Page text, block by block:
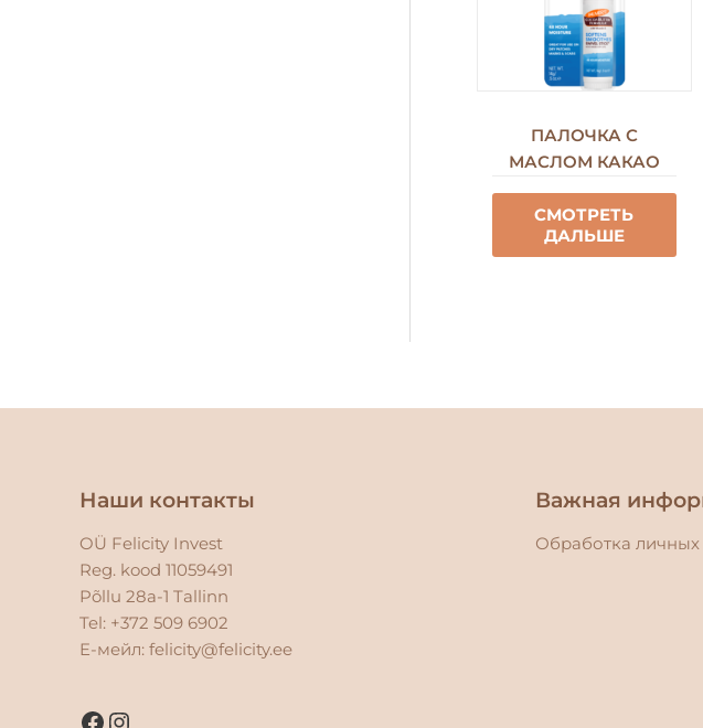
ПАЛОЧКА С
МАСЛОМ КАКАО
СМОТРЕТЬ
ДАЛЬШЕ
Наши контакты
OÜ Felicity Invest
Reg. kood 11059491
Põllu 28a-1 Tallinn
Tel: +372 509 6902
E-мейл: felicity@felicity.ee
Facebook
Важная
Обработка